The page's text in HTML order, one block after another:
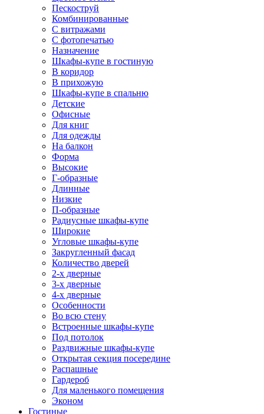
Пескоструй
Комбинированные
С витражами
С фотопечатью
Назначение
Шкафы-купе в гостиную
В коридор
В прихожую
Шкафы-купе в спальню
Детские
Офисные
Для книг
Для одежды
На балкон
Форма
Высокие
Г-образные
Длинные
Низкие
П-образные
Радиусные шкафы-купе
Широкие
Угловые шкафы-купе
Закругленный фасад
Количество дверей
2-х дверные
3-х дверные
4-х дверные
Особенности
Во всю стену
Встроенные шкафы-купе
Под потолок
Раздвижные шкафы-купе
Открытая секция посередине
Распашные
Гардероб
Для маленького помещения
Эконом
Гостиные